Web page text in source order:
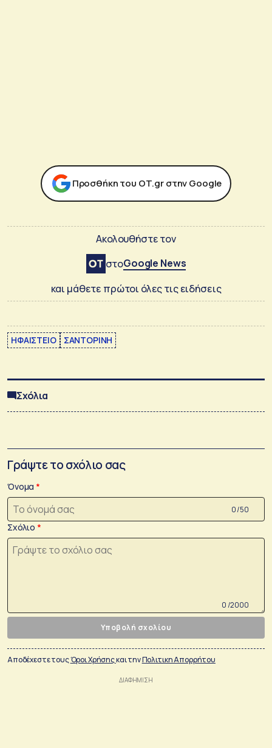
Προσθήκη του ΟΤ.gr στην Google
Ακολουθήστε τον
στοGoogle News
και μάθετε πρώτοι όλες τις ειδήσεις
ΗΦΑΙΣΤΕΙΟ ΣΑΝΤΟΡΙΝΗ
Σχόλια
Γράψτε το σχόλιο σας
Όνομα
0 /50
Σχόλιο
0 /2000
Υποβολή σχολίου
Αποδέχεστε τουςΌροι Χρήσηςκαι τηνΠολιτικη Απορρήτου